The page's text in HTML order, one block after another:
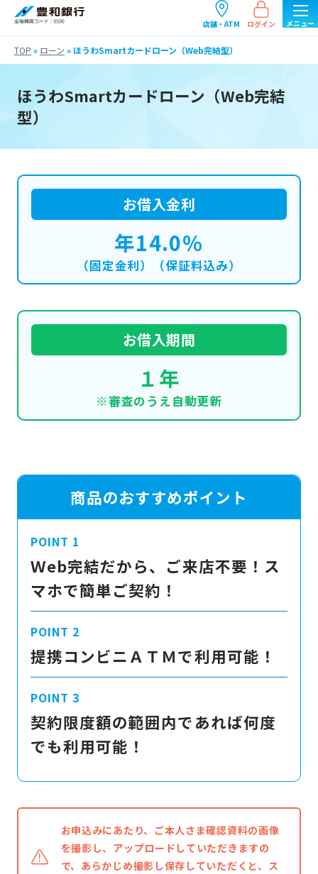
店舗・ATM ログイン
TOP » ローン » ほうわSmartカードローン（Web完結型）
ほうわSmartカードローン（Web完結
型）
お借入金利
年14.0％
（固定金利）（保証料込み）
お借入期間
１年
※審査のうえ自動更新
商品のおすすめポイント
Ｗeb完結だから、ご来店不要！ス
マホで簡単ご契約！
提携コンビニＡＴＭで利用可能！
契約限度額の範囲内であれば何度
でも利用可能！
お申込みにあたり、ご本人さま確認資料の画像
を撮影し、アップロードしていただきますの
で、あらかじめ撮影し保存していただくと、ス